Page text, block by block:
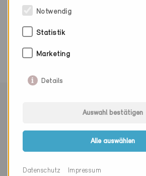
0 Minergie Gebäude (0 Zertifikate)
Notwendig
Statistik
Marketing
Details
Auswahl bestätigen
Alle auswählen
Datenschutz Impressum